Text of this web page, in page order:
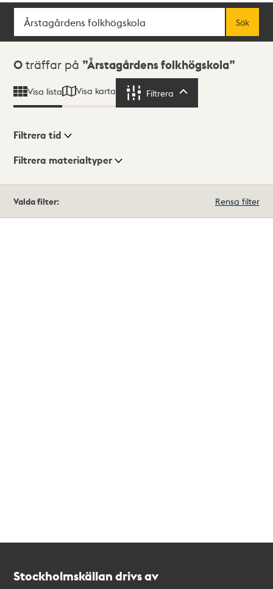
Sök
Sök
Sökresultat
0 träffar på Årstagårdens folkhögskola
Visa lista Visa karta Filtrera
Visningsläge
Filtrera tid
Filtrera materialtyper
träffar
Valda filter: Rensa filter
Stockholmskällan drivs av